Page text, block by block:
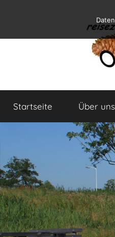
springen
und
Leben
Startseite Über uns